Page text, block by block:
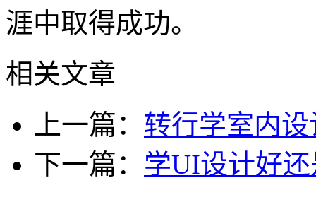
涯中取得成功。
相关文章
上一篇： 转行学室内
下一篇： 学UI设计好